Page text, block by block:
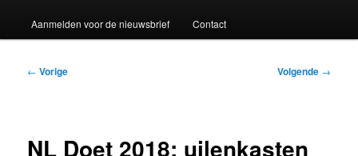
Aanmelden voor de nieuwsbrief Contact
Bericht
← Vorige Volgende →
NL Doet 2018: uilenkasten